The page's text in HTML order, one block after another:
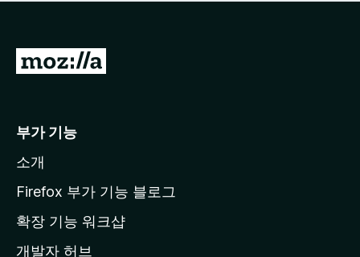
점
습
니
M
l
a
페
이
부가 기능
소개
Firefox 부가 기능 블로그
확장 기능 워크샵
개발자 허브